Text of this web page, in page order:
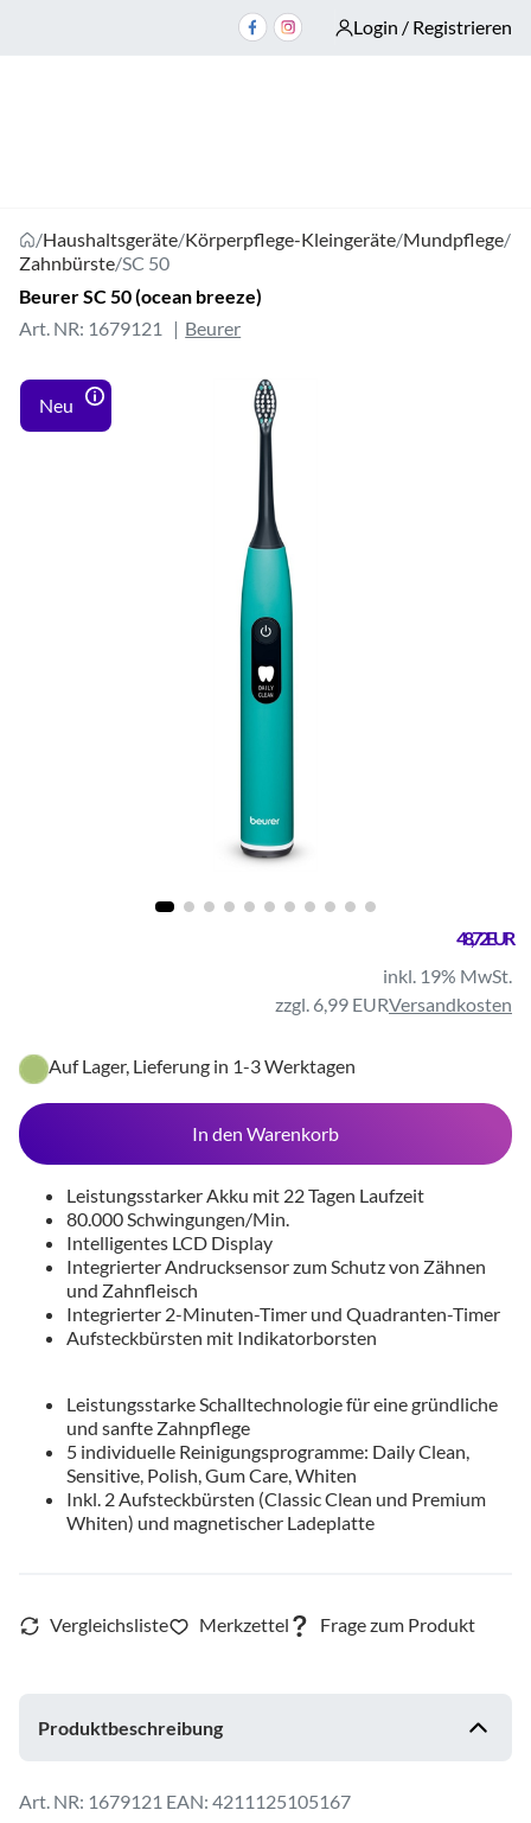
Login / Registrieren
/Haushaltsgeräte/Körperpflege-Kleingeräte/Mundpflege/
Zahnbürste/SC 50
Beurer SC 50 (ocean breeze)
Art. NR: 1679121
Beurer
Neu
48,72 EUR
inkl. 19% MwSt.
zzgl. 6,99 EURVersandkosten
Auf Lager, Lieferung in 1-3 Werktagen
In den Warenkorb
Leistungsstarker Akku mit 22 Tagen Laufzeit
80.000 Schwingungen/Min.
Intelligentes LCD Display
Integrierter Andrucksensor zum Schutz von Zähnen
und Zahnfleisch
Integrierter 2-Minuten-Timer und Quadranten-Timer
Aufsteckbürsten mit Indikatorborsten
Leistungsstarke Schalltechnologie für eine gründliche
und sanfte Zahnpflege
5 individuelle Reinigungsprogramme: Daily Clean,
Sensitive, Polish, Gum Care, Whiten
Inkl. 2 Aufsteckbürsten (Classic Clean und Premium
Whiten) und magnetischer Ladeplatte
Produktbeschreibung
1679121 EAN: 4211125105167